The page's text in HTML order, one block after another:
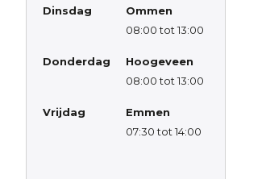
Dinsdag
Ommen
08:00 tot 13:00
Donderdag
Hoogeveen
08:00 tot 13:00
Vrijdag
Emmen
07:30 tot 14:00